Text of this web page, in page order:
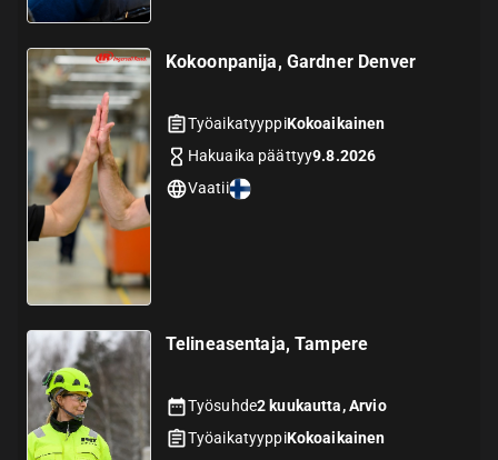
Kokoonpanija, Gardner Denver
TyöaikatyyppiKokoaikainen
Hakuaika päättyy9.8.2026
Vaatii
Telineasentaja, Tampere
Työsuhde2 kuukautta, Arvio
TyöaikatyyppiKokoaikainen